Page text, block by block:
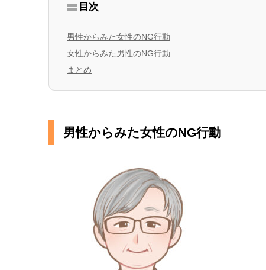
目次
男性からみた女性のNG行動
女性からみた男性のNG行動
まとめ
男性からみた女性のNG行動